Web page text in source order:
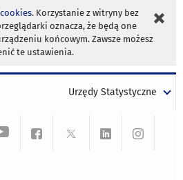
. Korzystanie z witryny bez
oznacza, że będą one
końcowym. Zawsze możesz
te ustawienia.
Urzędy Statystyczne